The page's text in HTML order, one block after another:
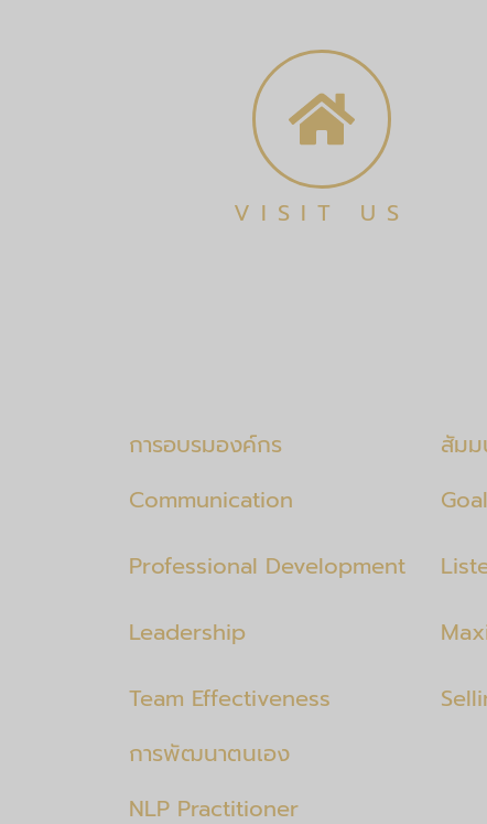
VISIT US
การอบรมองค์กร
Communication
Professional Development
Leadership
Team Effectiveness
การพัฒนาตนเอง
NLP Practitioner
สัมม